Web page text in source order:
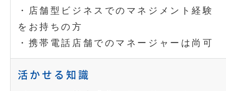
・店舗型ビジネスでのマネジメント経験
をお持ちの方
・携帯電話店舗でのマネージャーは尚可
活かせる知識